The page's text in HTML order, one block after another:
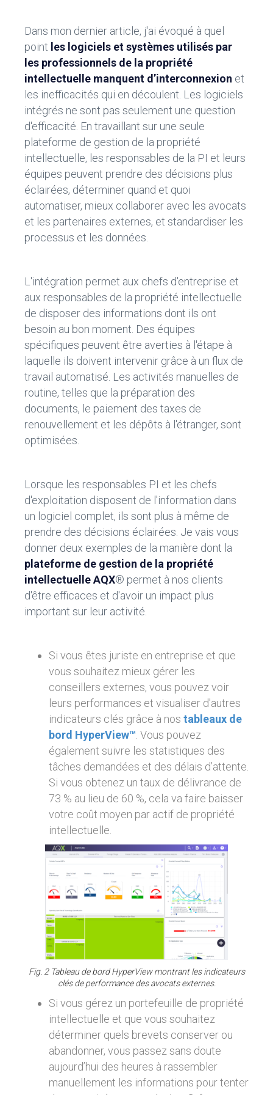
o
ok
Dans mon dernier article, j'ai évoqué à quel
point les logiciels et systèmes utilisés par
les professionnels de la propriété
intellectuelle manquent d’interconnexion et
les inefficacités qui en découlent. Les logiciels
intégrés ne sont pas seulement une question
d'efficacité. En travaillant sur une seule
plateforme de gestion de la propriété
intellectuelle, les responsables de la PI et leurs
équipes peuvent prendre des décisions plus
éclairées, déterminer quand et quoi
automatiser, mieux collaborer avec les avocats
et les partenaires externes, et standardiser les
processus et les données.
L'intégration permet aux chefs d'entreprise et
aux responsables de la propriété intellectuelle
de disposer des informations dont ils ont
besoin au bon moment. Des équipes
spécifiques peuvent être averties à l'étape à
laquelle ils doivent intervenir grâce à un flux de
travail automatisé. Les activités manuelles de
routine, telles que la préparation des
documents, le paiement des taxes de
renouvellement et les dépôts à l'étranger, sont
optimisées.
Lorsque les responsables PI et les chefs
d'exploitation disposent de l'information dans
un logiciel complet, ils sont plus à même de
prendre des décisions éclairées. Je vais vous
donner deux exemples de la manière dont la
plateforme de gestion de la propriété
intellectuelle AQX® permet à nos clients
d'être efficaces et d'avoir un impact plus
important sur leur activité.
Si vous êtes juriste en entreprise et que
vous souhaitez mieux gérer les
conseillers externes, vous pouvez voir
leurs performances et visualiser d'autres
indicateurs clés grâce à nos tableaux de
bord HyperView™ . Vous pouvez
également suivre les statistiques des
tâches demandées et des délais d’attente.
Si vous obtenez un taux de délivrance de
73 % au lieu de 60 %, cela va faire baisser
votre coût moyen par actif de propriété
intellectuelle.
Fig. 2 Tableau de bord HyperView montrant les indicateurs
clés de performance des avocats externes.
Si vous gérez un portefeuille de propriété
intellectuelle et que vous souhaitez
déterminer quels brevets conserver ou
abandonner, vous passez sans doute
aujourd’hui des heures à rassembler
manuellement les informations pour tenter